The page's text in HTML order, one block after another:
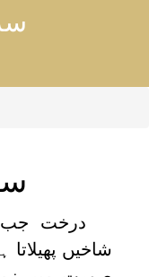
درخت جب
شاخیں